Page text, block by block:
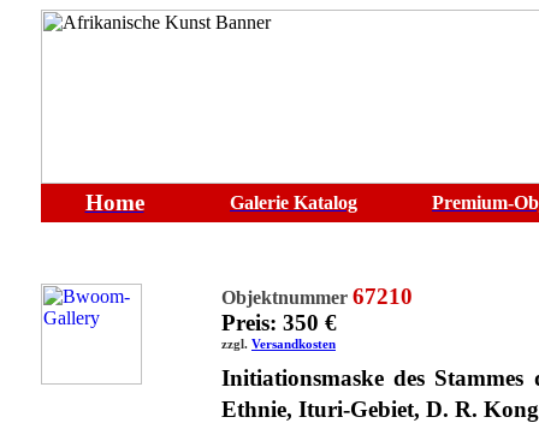
Home Galerie Katalog Premium-
Objektnummer 67210
Preis: 350 €
zzgl. Versandkosten
Initiationsmaske des
Ethnie, Ituri-Gebiet, D. R.